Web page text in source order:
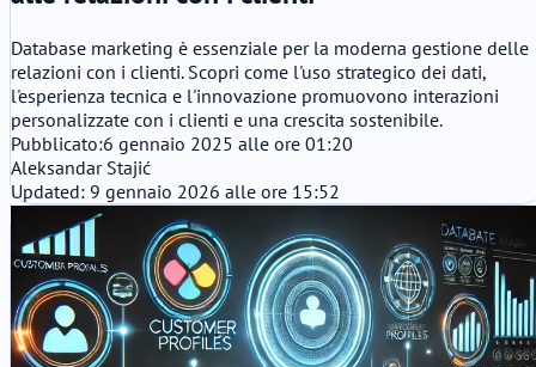
Database marketing è essenziale per la moderna gestione delle
relazioni con i clienti. Scopri come l'uso strategico dei dati,
l'esperienza tecnica e l'innovazione promuovono interazioni
personalizzate con i clienti e una crescita sostenibile.
Pubblicato:6 gennaio 2025 alle ore 01:20
Aleksandar Stajić
Updated: 9 gennaio 2026 alle ore 15:52